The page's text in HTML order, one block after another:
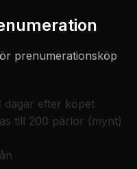
prenumerationsköp
dagar efter köpet
till 200 pärlor (mynt)